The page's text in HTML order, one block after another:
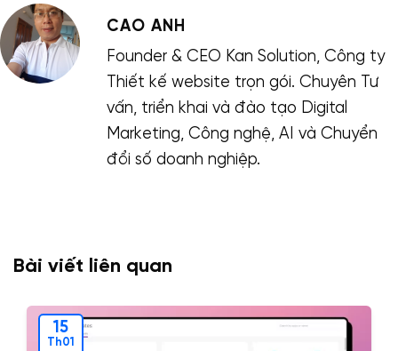
CAO ANH
Founder & CEO Kan Solution, Công ty
Thiết kế website trọn gói. Chuyên Tư
vấn, triển khai và đào tạo Digital
Marketing, Công nghệ, AI và Chuyển
đổi số doanh nghiệp.
Bài viết liên quan
15
Th01